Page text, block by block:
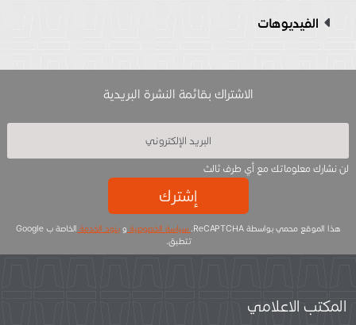
الفيديوهات
الاشتراك بقائمة النشرة البريدية
لن نشارك معلوماتك مع أي طرف ثالث
إشترك
هذا الموقع محمي بواسطة ReCAPTCHA. سياسة الخصوصية وبنود الخدمة
الخاصة ب Google
تتطبق.
المكتب الاعلامي